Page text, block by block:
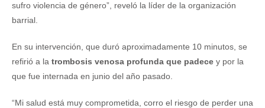
sufro violencia de género”, reveló la líder de la organización
barrial.
En su intervención, que duró aproximadamente 10 minutos, se
refirió a la trombosis venosa profunda que padece y por la
que fue internada en junio del año pasado.
“Mi salud está muy comprometida, corro el riesgo de perder una